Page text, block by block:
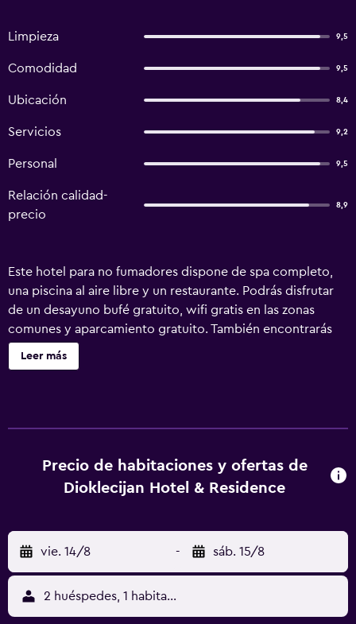
Limpieza 9,5
Comodidad 9,5
Ubicación 8,4
Servicios 9,2
Personal 9,5
Relación calidad-
precio
8,9
Este hotel para no fumadores dispone de spa completo,
una piscina al aire libre y un restaurante. Podrás disfrutar
de un desayuno bufé gratuito, wifi gratis en las zonas
comunes y aparcamiento gratuito. También encontrarás
un centro de bienestar, un bar o lounge y un bar junto a la
piscina. Dioklecijan Hotel & Residence ofrece 54
habitaciones: frigorífico y cafetera y tetera. Los baños
están equipados con ducha, albornoces, zapatillas y bidé.
comodidades especialmente pensadas para las personas
en viaje de negocios se incluyen escritorio, sillas de
oficina y teléfono. Las habitaciones también incluyen
secador de pelo y artículos de higiene personal gratuitos.
Se ofrece servicio de limpieza todos los días. En el
Leer más
Precio de habitaciones y ofertas de
Dioklecijan Hotel & Residence
vie. 14/8 - sáb. 15/8
2 huéspedes, 1 habitación